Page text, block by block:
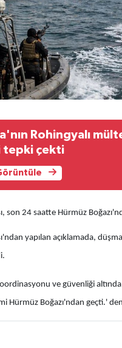
Rohingyalı
tepki çekti
son 24 saatte Hürmüz
yapılan açıklamada,
ve güvenliği
Hürmüz Boğazı'ndan geçti.'